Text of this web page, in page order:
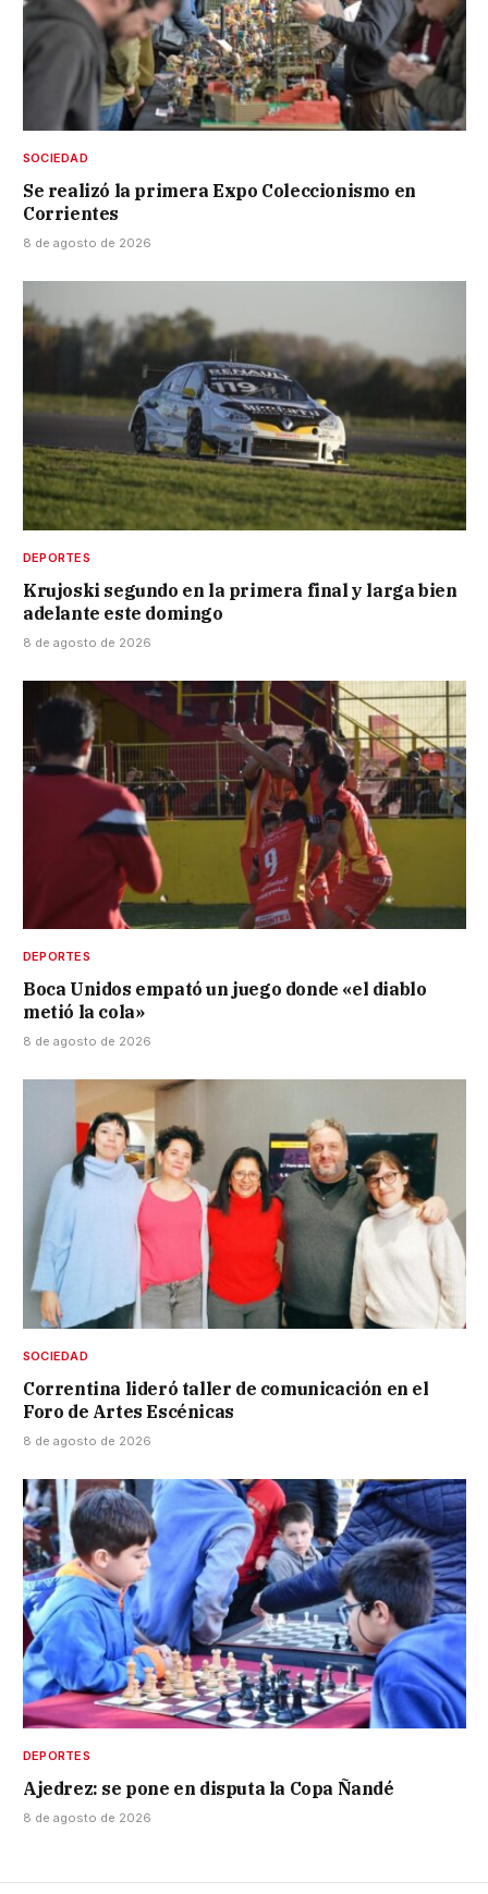
SOCIEDAD
Se realizó la primera Expo Coleccionismo en
Corrientes
8 de agosto de 2026
DEPORTES
Krujoski segundo en la primera final y larga bien
adelante este domingo
8 de agosto de 2026
DEPORTES
Boca Unidos empató un juego donde «el diablo
metió la cola»
8 de agosto de 2026
SOCIEDAD
Correntina lideró taller de comunicación en el
Foro de Artes Escénicas
8 de agosto de 2026
DEPORTES
Ajedrez: se pone en disputa la Copa Ñandé
8 de agosto de 2026